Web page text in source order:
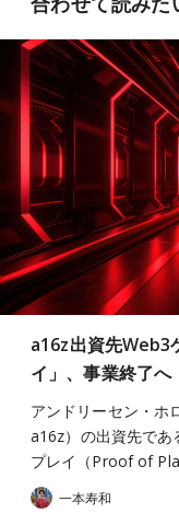
a16z出資先Web3
イ」、事業終了へ
アンドリーセン・ホ
a16z）の出資先であ
プレイ（Proof of
一本寿和